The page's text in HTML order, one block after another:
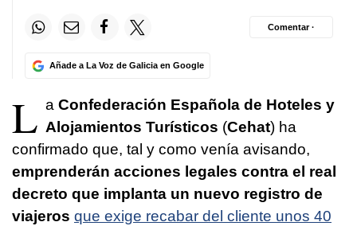
Añade a La Voz de Galicia en Google
Comentar ·
L a Confederación Española de Hoteles y
Alojamientos Turísticos (Cehat) ha
confirmado que, tal y como venía avisando,
emprenderán acciones legales contra el real
decreto que implanta un nuevo registro de
viajeros que exige recabar del cliente unos 40